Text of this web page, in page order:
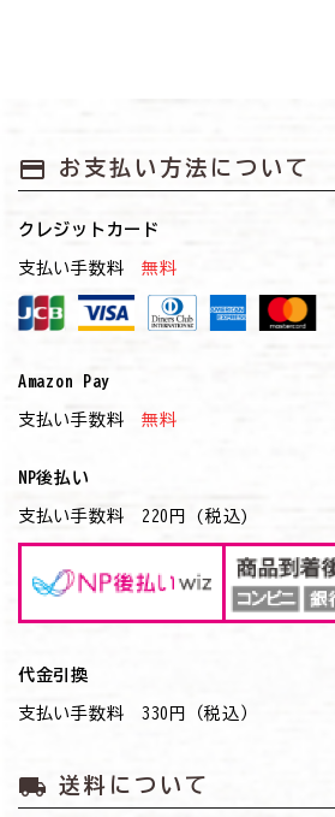
payment お支払い方法について
クレジットカード
支払い手数料 無料
Amazon Pay
支払い手数料 無料
NP後払い
支払い手数料 220円 (税込)
代金引換
支払い手数料 330円（税込）
local_shipping 送料について